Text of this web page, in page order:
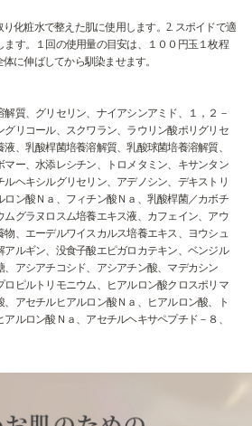
り化粧水で整えた肌に使用します。2. スポイドで適
す。１回の使用量の目安は、１００円玉１枚程
に伸ばしてから馴染ませます。
質、グリセリン、ナイアシンアミド、１，２－
リコール、スクワラン、ラウリン酸ポリグリセ
、乳酸桿菌培養溶解質、乳酸球菌培養溶解質、
ー、水添レシチン、トロメタミン、キサンタン
ヘキシルグリセリン、アデノシン、デキストリ
ロン酸Ｎａ、フィチン酸Ｎａ、乳酸桿菌／カボチ
ムグラヌロスム培養エキス液、カフェイン、アウ
、エーデルワイスカルス培養エキス、ヨウシュ
アルギン、没食子酸エピガロカテキン、ベンジル
、アシアチコシド、アシアチン酸、マデカシン
ピルトリモニウム、ヒアルロン酸クロスポリマ
アセチルヒアルロン酸Ｎａ、ヒアルロン酸、ト
ルロン酸Ｎａ、アセチルヘキサペプチド－８、